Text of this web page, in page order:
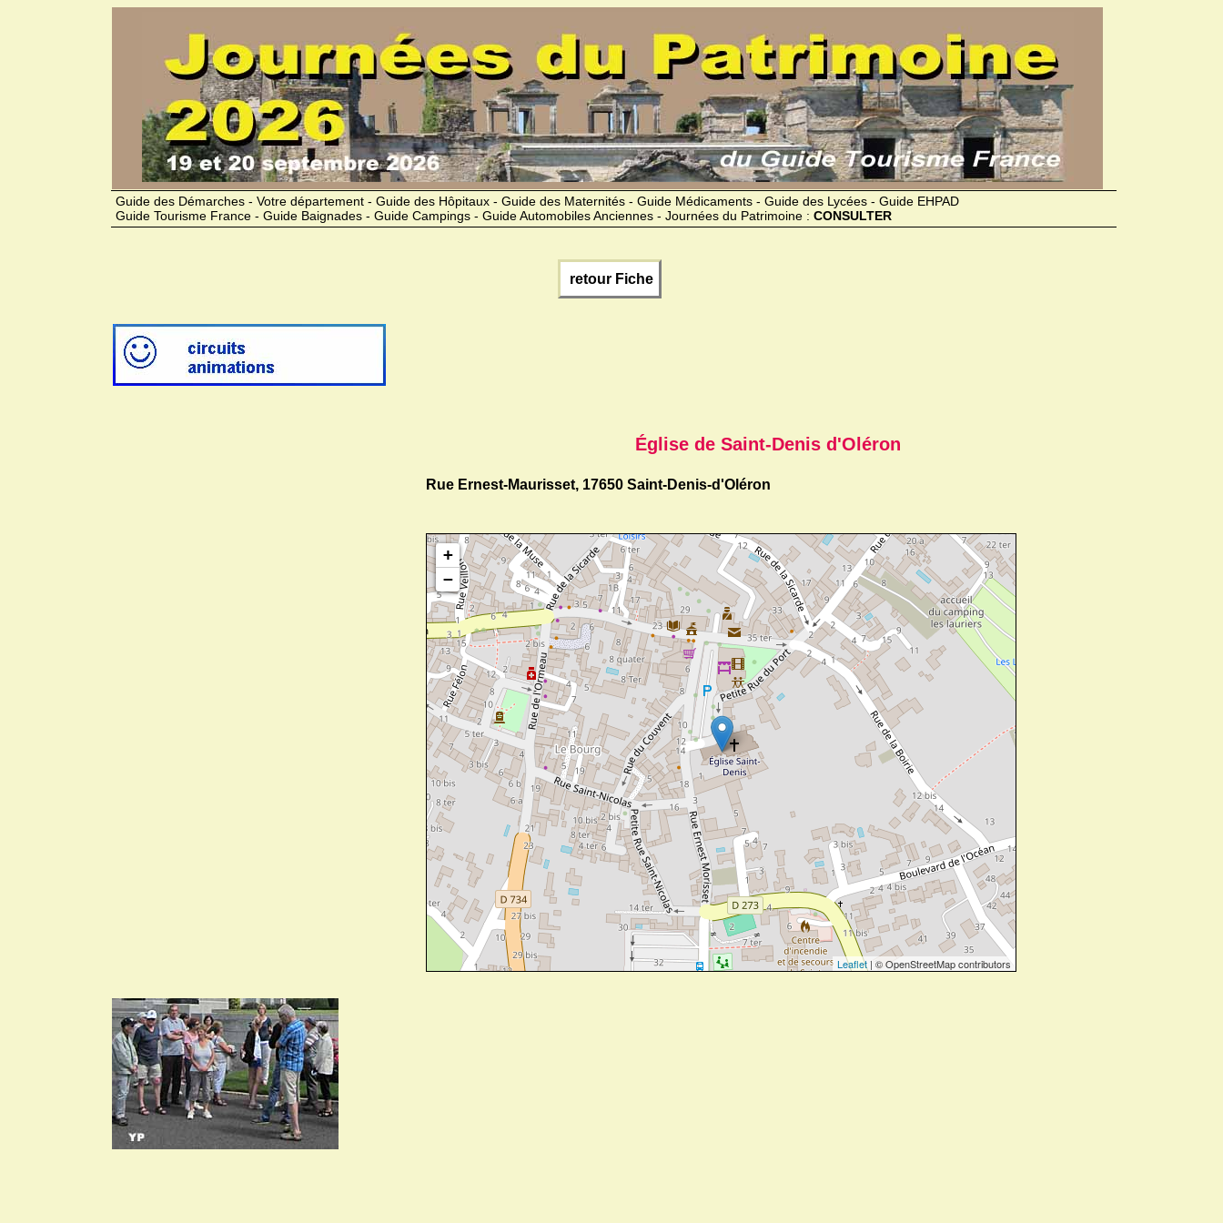
Guide des Démarches - Votre département - Guide des Hôpitaux - Guide des Maternités - Guide Médicaments - Guide des Lycées - Guide EHPAD
Guide Tourisme France - Guide Baignades - Guide Campings - Guide Automobiles Anciennes - Journées du Patrimoine : CONSULTER
retour Fiche
Église de Saint-Denis d'Oléron
Rue Ernest-Maurisset, 17650 Saint-Denis-d'Oléron
+
−
Leaflet| © OpenStreetMap contributors